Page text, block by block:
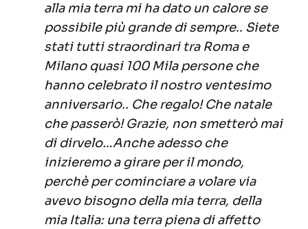
alla mia terra mi ha dato un calore se
possibile più grande di sempre.. Siete
stati tutti straordinari tra Roma e
Milano quasi 100 Mila persone che
hanno celebrato il nostro ventesimo
anniversario.. Che regalo! Che natale
che passerò! Grazie, non smetterò mai
di dirvelo…Anche adesso che
inizieremo a girare per il mondo,
perchè per cominciare a volare via
avevo bisogno della mia terra, della
mia Italia: una terra piena di affetto